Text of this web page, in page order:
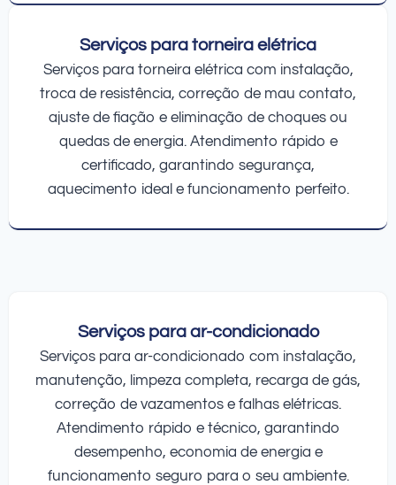
Serviços para torneira elétrica
Serviços para torneira elétrica com instalação,
troca de resistência, correção de mau contato,
ajuste de fiação e eliminação de choques ou
quedas de energia. Atendimento rápido e
certificado, garantindo segurança,
aquecimento ideal e funcionamento perfeito.
Serviços para ar-condicionado
Serviços para ar-condicionado com instalação,
manutenção, limpeza completa, recarga de gás,
correção de vazamentos e falhas elétricas.
Atendimento rápido e técnico, garantindo
desempenho, economia de energia e
funcionamento seguro para o seu ambiente.